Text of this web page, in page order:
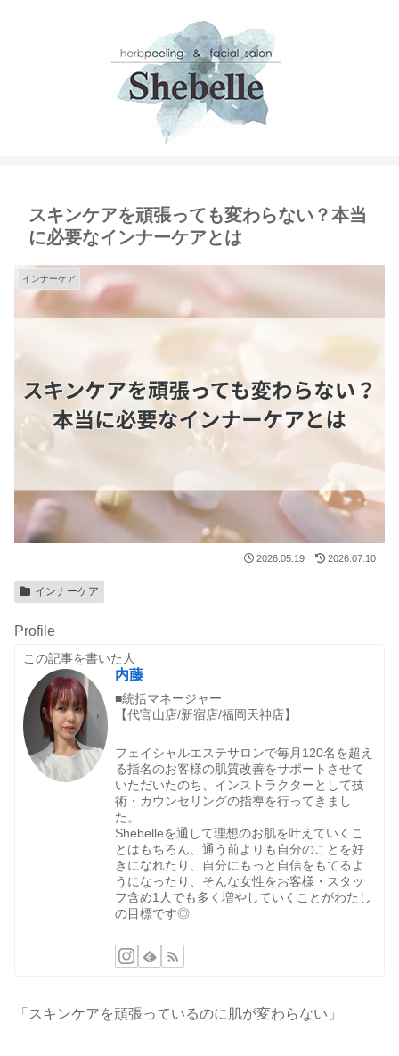
スキンケアを頑張っても変わらない？本当
に必要なインナーケアとは
インナーケア
2026.05.19 2026.07.10
インナーケア
Profile
この記事を書いた人
内藤
■統括マネージャー
【代官山店/新宿店/福岡天神店】
フェイシャルエステサロンで毎月120名を超え
る指名のお客様の肌質改善をサポートさせて
いただいたのち、インストラクターとして技
術・カウンセリングの指導を行ってきまし
た。
Shebelleを通して理想のお肌を叶えていくこ
とはもちろん、通う前よりも自分のことを好
きになれたり、自分にもっと自信をもてるよ
うになったり、そんな女性をお客様・スタッ
フ含め1人でも多く増やしていくことがわたし
の目標です◎
「スキンケアを頑張っているのに肌が変わらない」